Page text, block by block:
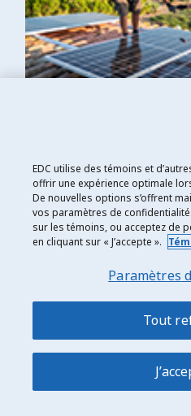
Banque européenne
développement (BERD)
Fondée en 1991, laBERD
entreprises canadiennes
certains pays en
marché libéralisée.
important dans les
membre fondateur, les
possibilité de
par cette institution en
EDC utilise des témoins et
offrir une expérience optimale
De nouvelles options s’offrent
vos paramètres de
sur les témoins, ou acceptez de
en cliquant sur « J’accepte ».
Paramètres
Tout